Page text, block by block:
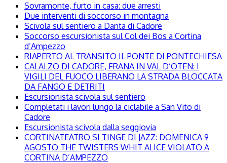
Sovramonte, furto in casa: due arresti
Due interventi di soccorso in montagna
Scivola sul sentiero a Danta di Cadore
Soccorso escursionista sul Col dei Bos a Cortina
d’Ampezzo
RIAPERTO AL TRANSITO IL PONTE DI PONTECHIESA
CALALZO DI CADORE, FRANA IN VAL D’OTEN: I
VIGILI DEL FUOCO LIBERANO LA STRADA BLOCCATA
DA FANGO E DETRITI
Escursionista scivola sul sentiero
Completati i lavori lungo la ciclabile a San Vito di
Cadore
Escursionista scivola dalla seggiovia
CORTINATEATRO SI TINGE DI JAZZ: DOMENICA 9
AGOSTO THE TWISTERS WHIT ALICE VIOLATO A
CORTINA D’AMPEZZO